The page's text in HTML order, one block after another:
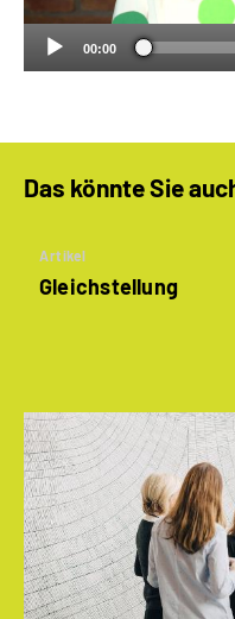
00:00
Das könnte Sie
Artikel
Gleichstellung